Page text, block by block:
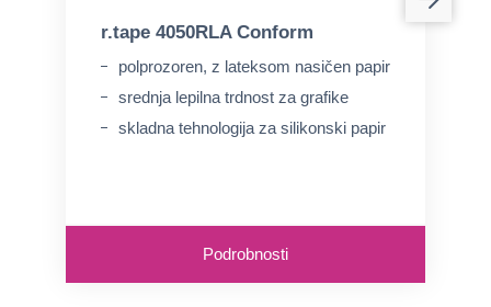
r.tape 4050RLA Conform
polprozoren, z lateksom nasičen papir
srednja lepilna trdnost za grafike
skladna tehnologija za silikonski papir
Podrobnosti